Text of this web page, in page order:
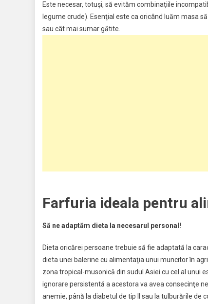
Este necesar, totuşi, să evităm combinaţiile
legume crude). Esenţial este ca oricând luăm masa
sau cât mai sumar gătite.
Farfuria ideala pentru
Să ne adaptăm dieta la necesarul personal!
Dieta oricărei persoane trebuie să fie adaptată la
dieta unei balerine cu alimentaţia unui muncitor în
zona tropical-musonică din sudul Asiei cu cel al unui
ignorare persistentă a acestora va avea consecinţe
anemie, până la diabetul de tip II sau la tulburările